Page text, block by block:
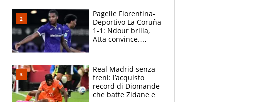
adesso
Pagelle Fiorentina-
Deportivo La Coruña
1-1: Ndour brilla,
Atta convince.
Real Madrid senza
freni: l’acquisto
record di Diomande
che batte Zidane e